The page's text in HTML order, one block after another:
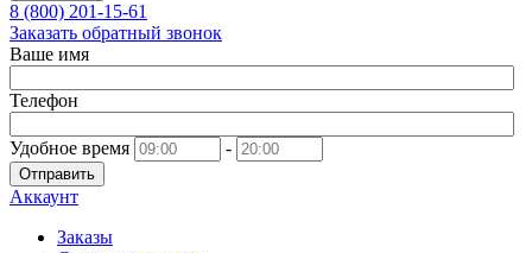
8 (800) 201-15-61
Заказать обратный звонок
Ваше имя
Телефон
Удобное время -
Отправить
Аккаунт
Заказы